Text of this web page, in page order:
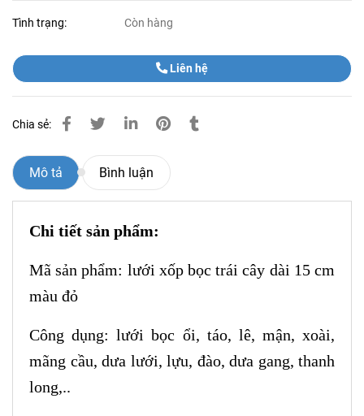
Tình trạng: Còn hàng
Liên hệ
Chia sẻ:
Mô tả Bình luận
Chi tiết sản phẩm:
Mã sản phẩm: lưới xốp bọc trái cây dài 15 cm
màu đỏ
Công dụng: lưới bọc ổi, táo, lê, mận, xoài,
mãng cầu, dưa lưới, lựu, đào, dưa gang, thanh
long,..